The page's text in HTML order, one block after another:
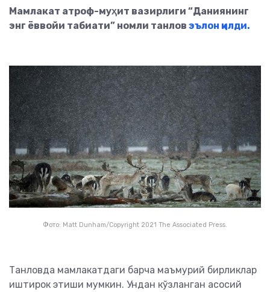
Мамлакат атроф-муҳит вазирлиги “Даниянинг
энг ёввойи табиати” номли танлов эълон қилди.
Фото: Matt Dunham/Copyright 2021 The Associated Press.
Танловда мамлакатдаги барча маъмурий бирликлар
иштирок этиши мумкин. Ундан кўзланган асосий